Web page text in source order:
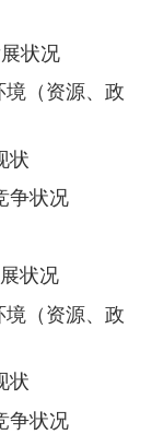
状况
境（资源、政
状
争状况
状况
境（资源、政
状
争状况